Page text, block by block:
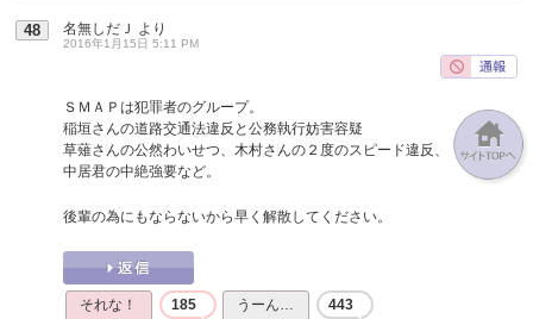
48 名無しだＪ より
2016年1月15日 5:11 PM
ＳＭＡＰは犯罪者のグループ。
稲垣さんの道路交通法違反と公務執行妨害容疑
草薙さんの公然わいせつ、木村さんの２度のスピード違反、
中居君の中絶強要など。
後輩の為にもならないから早く解散してください。
それな！ 185 うーん… 443